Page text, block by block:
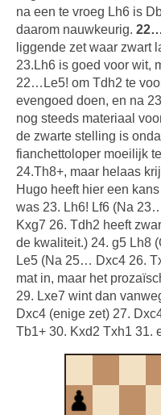
na een te vroeg Lh6 is
daarom nauwkeurig.
liggende zet waar zwart
23.Lh6 is goed voor wit,
22…Le5! om Tdh2 te
evengoed doen, en na
nog steeds materiaal
de zwarte stelling is
fianchettoloper moeilijk
24.Th8+, maar helaas
Hugo heeft hier een
was 23. Lh6! Lf6 (Na
Kxg7 26. Tdh2 heeft
de kwaliteit.) 24. g5 Lh8
Le5 (Na 25… Dxc4 26.
mat in, maar het
29. Lxe7 wint dan
Dxc4 (enige zet) 27.
Tb1+ 30. Kxd2 Txh1 31.